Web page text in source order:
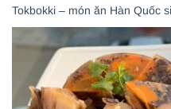
Tokbokki – món ăn Hàn Quốc